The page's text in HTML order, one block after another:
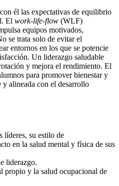
él las expectativas de equilibrio
El work-life-flow (WLF)
equipos motivados,
se trata solo de evitar el
entornos en los que se potencie
Un liderazgo saludable
y mejora el rendimiento. El
para promover bienestar y
alineada con el desarrollo
líderes, su estilo de
en la salud mental y física de sus
liderazgo.
propio y la salud ocupacional de